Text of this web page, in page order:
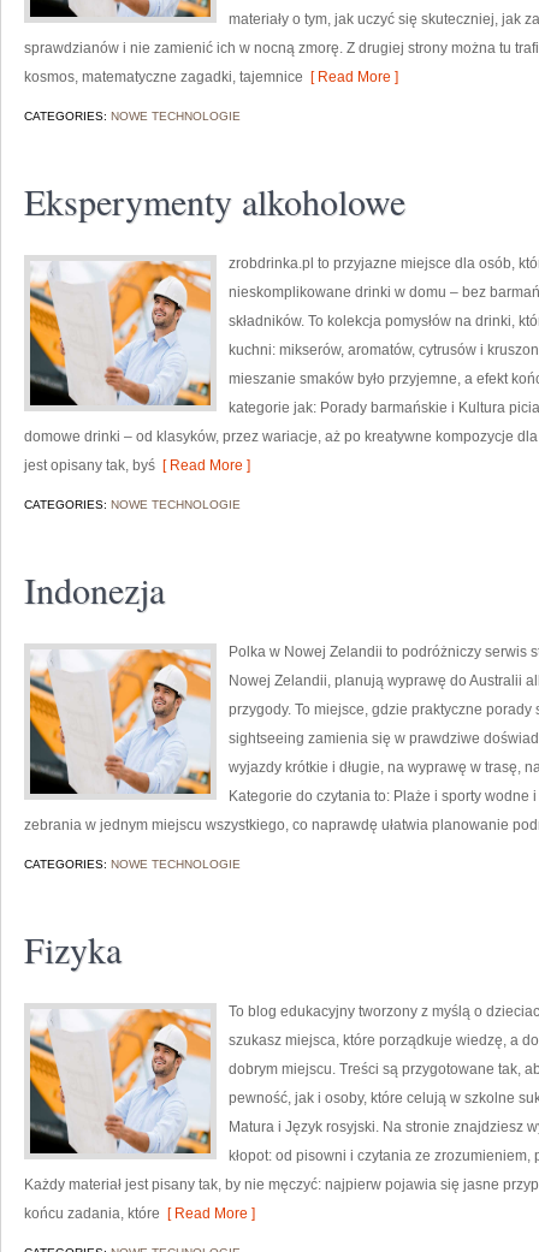
materiały o tym, jak uczyć się skuteczniej, jak
sprawdzianów i nie zamienić ich w nocną zmorę. Z drugiej strony można tu
kosmos, matematyczne zagadki, tajemnice [ Read More ]
CATEGORIES: NOWE TECHNOLOGIE
Eksperymenty alkoholowe
zrobdrinka.pl to przyjazne miejsce dla osób,
nieskomplikowane drinki w domu – bez
składników. To kolekcja pomysłów na drinki,
kuchni: mikserów, aromatów, cytrusów i
mieszanie smaków było przyjemne, a efekt
kategorie jak: Porady barmańskie i Kultura
domowe drinki – od klasyków, przez wariacje, aż po kreatywne kompozycje
jest opisany tak, byś [ Read More ]
CATEGORIES: NOWE TECHNOLOGIE
Indonezja
Polka w Nowej Zelandii to podróżniczy serwis
Nowej Zelandii, planują wyprawę do Australii
przygody. To miejsce, gdzie praktyczne
sightseeing zamienia się w prawdziwe
wyjazdy krótkie i długie, na wyprawę w trasę,
Kategorie do czytania to: Plaże i sporty wodne
zebrania w jednym miejscu wszystkiego, co naprawdę ułatwia planowanie
CATEGORIES: NOWE TECHNOLOGIE
Fizyka
To blog edukacyjny tworzony z myślą o
szukasz miejsca, które porządkuje wiedzę, a
dobrym miejscu. Treści są przygotowane tak,
pewność, jak i osoby, które celują w szkolne
Matura i Język rosyjski. Na stronie znajdziesz
kłopot: od pisowni i czytania ze
Każdy materiał jest pisany tak, by nie męczyć: najpierw pojawia się jasne
końcu zadania, które [ Read More ]